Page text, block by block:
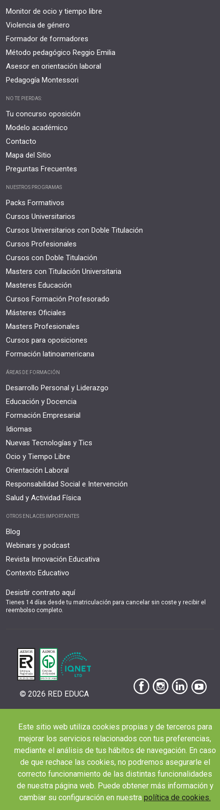
Monitor de ocio y tiempo libre
Violencia de género
Formador de formadores
Método pedagógico Reggio Emilia
Asesor en orientación laboral
Pedagogía Montessori
NO TE PIERDAS:
Tu concurso oposición
Modelo académico
Contacto
Mapa del Sitio
Preguntas Frecuentes
NUESTROS PROGRAMAS
Packs Formativos
Cursos Universitarios
Cursos Universitarios con Doble Titulación
Cursos Profesionales
Cursos con Doble Titulación
Masters con Titulación Universitaria
Masteres Educación
Cursos Formación Profesorado
Másteres Oficiales
Masters Profesionales
Cursos para oposiciones
Formación latinoamericana
ÁREAS DE FORMACIÓN
Desarrollo Personal y Liderazgo
Educación y Docencia
Formación Empresarial
Idiomas
Nuevas Tecnologías y Tics
Ocio y Tiempo Libre
Orientación Laboral
Responsabilidad Social e Intervención
Salud y Actividad Física
OTROS ENLACES IMPORTANTES
Blog
Webinars y podcast
Revista Innovación Educativa
Contexto Educativo
Desistir contrato aquí
Tienes 14 días desde tu matriculación para cancelar sin coste y recibir el
reembolso completo.
© 2026 RED EDUCA
Aviso Legal |Condiciones de Matriculación|Política de Privacidad|Política de
Cookies|Canal de denuncias
Este sitio web utiliza cookies propias y de terceros para
mejorar los servicios relacionados con tus preferencias,
mediante el análisis de tus hábitos de navegación. En caso
de que rechace las cookies, no podremos asegurarle el
correcto funcionamiento de las distintas funcionalidades
de nuestra página web. Puede obtener más información y
cambiar su configuración en nuestra política de cookies.